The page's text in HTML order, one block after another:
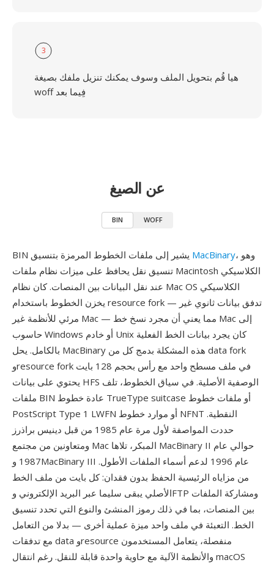
3
هيا قُم بتحويل الملف وسوف يمكنك تنزيل ملفك بصيغة
woff فِيما بعد
عن الصيغ
BIN WOFF
MacBinary، وهو
تنسيق نقل يحافظ على ميزات نظام ملفات Macintosh الكلاسيكي
عند نقل البيانات بين المنصات. كان نظام Mac OS الكلاسيكي
يخزن الخطوط باستخدام resource fork — تدفق بيانات ثانوي غير
مرئي للأنظمة غير Mac — مما يعني أن مجرد نسخ خط Mac إلى
حاسوب Windows أو خادم Unix كان يجرد بيانات الخط الفعلية
بالكامل. يحل MacBinary هذه المشكلة بدمج كل من data fork
وresource fork في ملف مسطح واحد مع رأس بحجم 128 بايت
يحتوي على بيانات HFS الوصفية الأصلية. في سياق الخطوط، تلف
ملفات BIN عادة خطوط TrueType suitcase أو ملفات خطوط
PostScript Type 1 LWFN أو موارد خطوط NFNT النقطية.
حددت المواصفة لأول مرة عام 1985 من قبل دينيس براذرز
ومتعاونين من مجتمع Mac المبكر، تلاها MacBinary II حوالي عام
1987 وMacBinary III عام 1996 لدعم أسماء الملفات الأطول.
من مزاياه الرئيسية الحفظ بدون فقدان: كل بايت من ملف الخط
الأصلي يبقى سليما عبر البريد الإلكتروني وFTP ومشاركة الملفات
بين المنصات، بما في ذلك رموز المنشئ والنوع التي تحدد تنسيق
الخط. التعبئة في ملف واحد ميزة عملية أخرى — بدلا من التعامل
مع تدفقات data وresource منفصلة، يتعامل المستخدمون
والأنظمة الآلية مع حاوية واحدة قابلة للنقل. رغم انتقال macOS